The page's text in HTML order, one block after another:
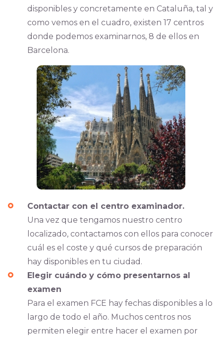
disponibles y concretamente en Cataluña, tal y
como vemos en el cuadro, existen 17 centros
donde podemos examinarnos, 8 de ellos en
Barcelona.
Contactar con el centro examinador.
Una vez que tengamos nuestro centro
localizado, contactamos con ellos para conocer
cuál es el coste y qué cursos de preparación
hay disponibles en tu ciudad.
Elegir cuándo y cómo presentarnos al
examen
Para el examen FCE hay fechas disponibles a lo
largo de todo el año. Muchos centros nos
permiten elegir entre hacer el examen por